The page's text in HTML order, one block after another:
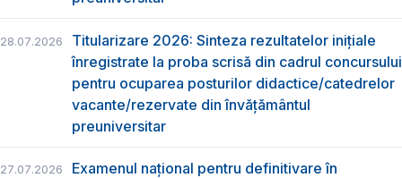
28.07.2026
Titularizare 2026: Sinteza rezultatelor inițiale
înregistrate la proba scrisă din cadrul concursului
pentru ocuparea posturilor didactice/catedrelor
vacante/rezervate din învăţământul
preuniversitar
27.07.2026
Examenul național pentru definitivare în